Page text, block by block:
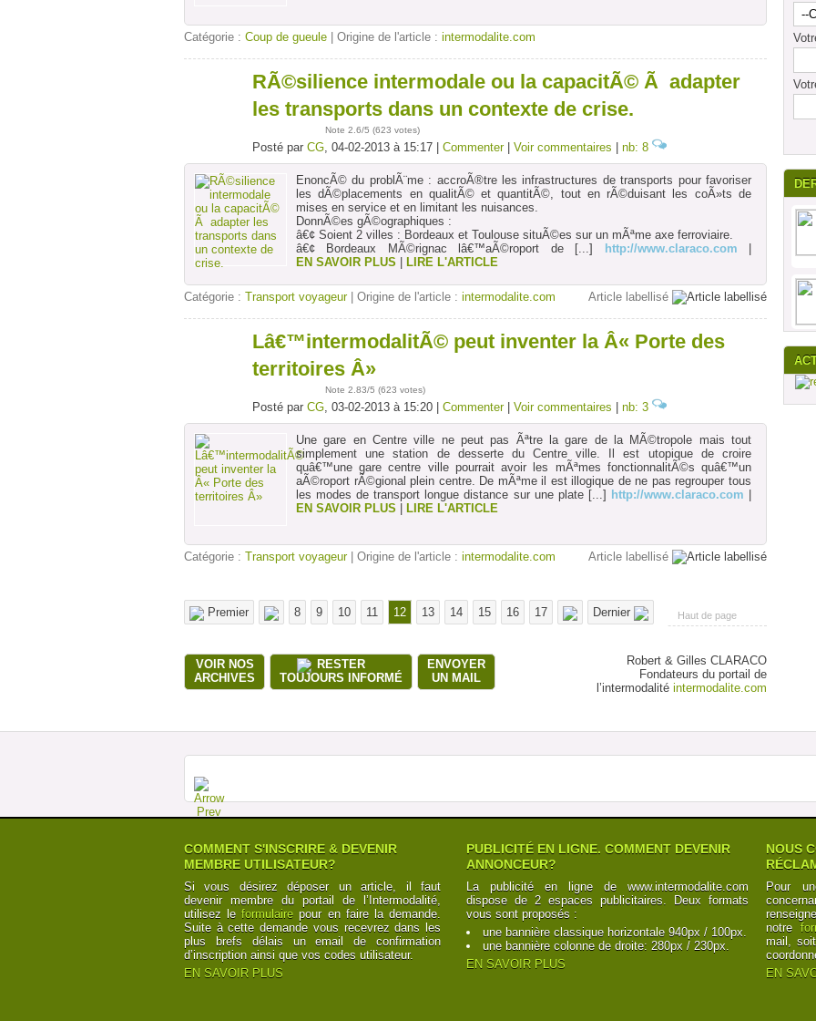
Catégorie : Coup de gueule | Origine de l'article : intermodalite.com
RÃ©silience intermodale ou la capacitÃ© Ã adapter
les transports dans un contexte de crise.
Note 2.6/5 (623 votes)
Posté par CG, 04-02-2013 à 15:17 | Commenter| Voir commentaires nb: 8
EnoncÃ© du problÃ¨me : accroÃ®tre les infrastructures de transports pour favoriser
les dÃ©placements en qualitÃ© et quantitÃ©, tout en rÃ©duisant les coÃ»ts de
mises en service et en limitant les nuisances.
DonnÃ©es gÃ©ographiques :
â€¢ Soient 2 villes : Bordeaux et Toulouse situÃ©es sur un mÃªme axe ferroviaire.
â€¢ Bordeaux MÃ©rignac lâ€™aÃ©roport de[...] http://www.claraco.com
EN SAVOIR PLUS
LIRE L'ARTICLE
Catégorie : Transport voyageur| Origine de l'article : intermodalite.com Article labellisé
Lâ€™intermodalitÃ© peut inventer la Â« Porte des
territoires Â»
Note 2.83/5 (623 votes)
Posté par CG, 03-02-2013 à 15:20 | Commenter| Voir commentaires nb: 3
Une gare en Centre ville ne peut pas Ãªtre la gare de la MÃ©tropole mais tout
simplement une station de desserte du Centre ville. Il est utopique de croire
quâ€™une gare centre ville pourrait avoir les mÃªmes fonctionnalitÃ©s quâ€™un
aÃ©roport rÃ©gional plein centre. De mÃªme il est illogique de ne pas regrouper tous
les modes de transport longue distance sur une plate[...] http://www.claraco.com
EN SAVOIR PLUS
LIRE L'ARTICLE
Catégorie : Transport voyageur| Origine de l'article : intermodalite.com Article labellisé
Premier 8 9 10 11 12 13 14 15 16 17 Dernier Haut de page
VOIR NOS
ARCHIVES
RESTER
TOUJOURS INFORMÉ
ENVOYER
UN MAIL
Robert & Gilles CLARACO
Fondateurs du portail de
l’intermodalité intermodalite.com
COMMENT S'INSCRIRE & DEVENIR
MEMBRE UTILISATEUR?
Si vous désirez déposer un article, il faut
devenir membre du portail de l’Intermodalité,
utilisez leformulaire pour en faire la demande.
Suite à cette demande vous recevrez dans les
plus brefs délais un email de confirmation
d’inscription ainsi que vos codes utilisateur.
EN SAVOIR PLUS
PUBLICITÉ EN LIGNE. COMMENT DEVENIR
ANNONCEUR?
La publicité en ligne de www.intermodalite.com
dispose de 2 espaces publicitaires. Deux formats
vous sont proposés :
une bannière classique horizontale 940px / 100px.
une bannière colonne de droite: 280px / 230px.
EN SAVOIR PLUS
NOUS
Pour
notre
mail,
EN